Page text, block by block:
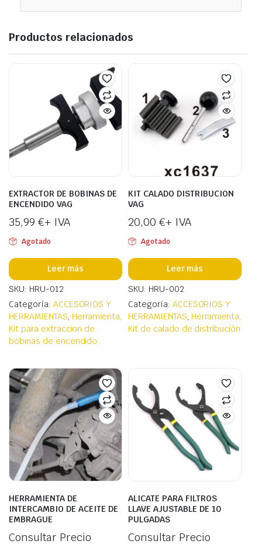
Productos relacionados
EXTRACTOR DE BOBINAS DE
ENCENDIDO VAG
35,99 €+ IVA
Agotado
Leer más
SKU: HRU-012
Categoría: ACCESORIOS Y
HERRAMIENTAS, Herramienta,
Kit para extraccion de
bobinas de encendido
KIT CALADO DISTRIBUCION
VAG
20,00 €+ IVA
Agotado
Leer más
SKU: HRU-002
Categoría: ACCESORIOS Y
HERRAMIENTAS, Herramienta,
Kit de calado de distribución
HERRAMIENTA DE
INTERCAMBIO DE ACEITE DE
EMBRAGUE
Consultar Precio
ALICATE PARA FILTROS
LLAVE AJUSTABLE DE 10
PULGADAS
Consultar Precio